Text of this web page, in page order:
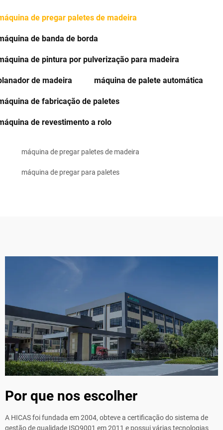
de pregar paletes de madeira
de banda de borda
de pintura por pulverização para madeira
de madeira máquina de palete automática
de fabricação de paletes
de revestimento a rolo
máquina de pregar paletes de madeira
máquina de pregar para paletes
Por que nos escolher
A HICAS foi fundada em 2004, obteve a certificação do sistema de
gestão de qualidade ISO9001 em 2011 e possui várias tecnologias